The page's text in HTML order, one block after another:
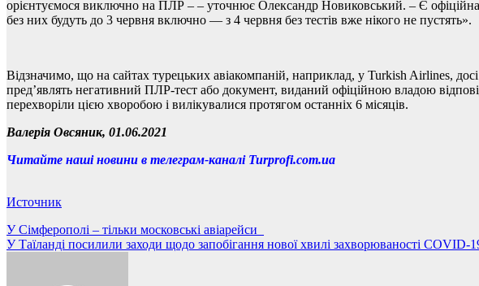
орієнтуємося виключно на ПЛР – – уточнює Олександр Новиковський. – Є офіційна
без них будуть до 3 червня включно — з 4 червня без тестів вже нікого не пустять».
Відзначимо, що на сайтах турецьких авіакомпаній, наприклад, у Turkish Airlines,
пред’являть негативний ПЛР-тест або документ, виданий офіційною владою
перехворіли цією хворобою і вилікувалися протягом останніх 6 місяців.
Валерія Овсяник, 01.06.2021
Читайте наші новини в телеграм-каналі Turprofi.com.ua
Источник
Навігація
записів
У Сімферополі – тільки московські авіарейси
У Таїланді посилили заходи щодо запобігання нової хвилі захворюваності COVID-